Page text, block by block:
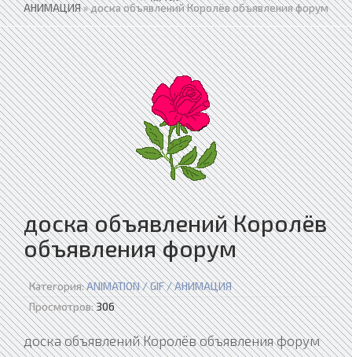
АНИМАЦИЯ» доска объявлений Королёв объявления форум
доска объявлений Королёв
объявления форум
Категория:ANIMATION / GIF / АНИМАЦИЯ
Просмотров:306
доска объявлений Королёв объявления форум